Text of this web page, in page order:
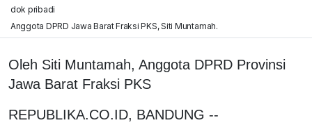
dok pribadi
Anggota DPRD Jawa Barat Fraksi PKS, Siti Muntamah.
Oleh Siti Muntamah, Anggota DPRD Provinsi
Jawa Barat Fraksi PKS
REPUBLIKA.CO.ID, BANDUNG --